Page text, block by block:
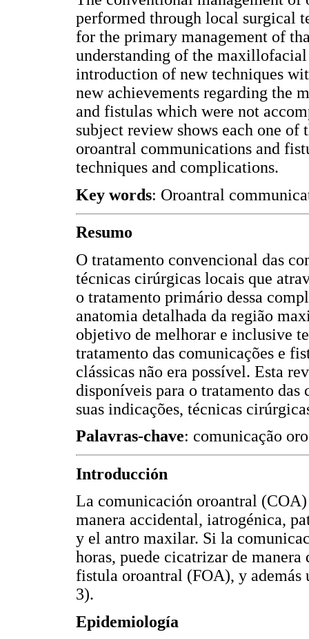
performed through local surgical
for the primary management of
understanding of the
introduction of new techniques
new achievements regarding the
and fistulas which were not
subject review shows each one
oroantral communications and
techniques and complications.
Key words: Oroantral
Resumo
O tratamento convencional das
técnicas cirúrgicas locais que
o tratamento primário dessa
anatomia detalhada da região
objetivo de melhorar e inclusive
tratamento das comunicações e
clássicas não era possível. Esta
disponíveis para o tratamento
suas indicações, técnicas
Palavras-chave: comunicação
Introducción
La comunicación oroantral
manera accidental, iatrogénica,
y el antro maxilar. Si la
horas, puede cicatrizar de
fistula oroantral (FOA), y además
3).
Epidemiología